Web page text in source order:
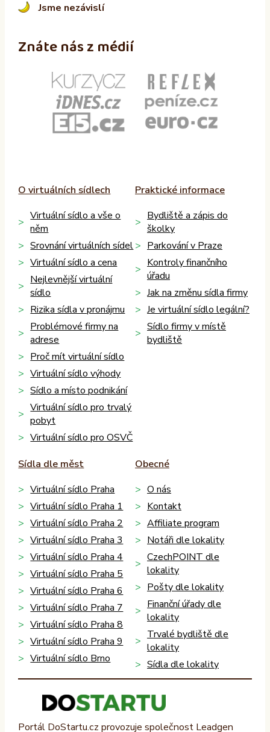
Jsme nezávislí
Znáte nás z médií
O virtuálních sídlech
Virtuální sídlo a vše o
něm
Srovnání virtuálních sídel
Virtuální sídlo a cena
Nejlevnější virtuální
sídlo
Rizika sídla v pronájmu
Problémové firmy na
adrese
Proč mít virtuální sídlo
Virtuální sídlo výhody
Sídlo a místo podnikání
Virtuální sídlo pro trvalý
pobyt
Virtuální sídlo pro OSVČ
Praktické informace
Bydliště a zápis do
školky
Parkování v Praze
Kontroly finančního
úřadu
Jak na změnu sídla firmy
Je virtuální sídlo legální?
Sídlo firmy v místě
bydliště
Sídla dle měst
Virtuální sídlo Praha
Virtuální sídlo Praha 1
Virtuální sídlo Praha 2
Virtuální sídlo Praha 3
Virtuální sídlo Praha 4
Virtuální sídlo Praha 5
Virtuální sídlo Praha 6
Virtuální sídlo Praha 7
Virtuální sídlo Praha 8
Virtuální sídlo Praha 9
Virtuální sídlo Brno
Obecné
O nás
Kontakt
Affiliate program
Notáři dle lokality
CzechPOINT dle
lokality
Pošty dle lokality
Finanční úřady dle
lokality
Trvalé bydliště dle
lokality
Sídla dle lokality
Portál DoStartu.cz provozuje společnost Leadgen